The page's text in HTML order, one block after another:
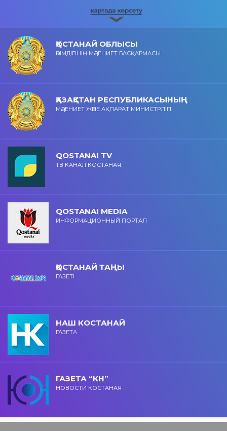
ҚОСТАНАЙ ОБЛЫСЫ
ӘКІМДІГІНІҢ МӘДЕНИЕТ БАСҚАРМАСЫ
ҚАЗАҚСТАН РЕСПУБЛИКАСЫНЫҢ
МӘДЕНИЕТ ЖӘНЕ АҚПАРАТ МИНИСТРЛІГІ
QOSTANAI TV
ТВ КАНАЛ КОСТАНАЯ
QOSTANAI MEDIA
ИНФОРМАЦИОННЫЙ ПОРТАЛ
ҚОСТАНАЙ ТАҢЫ
ГАЗЕТІ
НАШ КОСТАНАЙ
ГАЗЕТА
ГАЗЕТА “КН”
НОВОСТИ КОСТАНАЯ